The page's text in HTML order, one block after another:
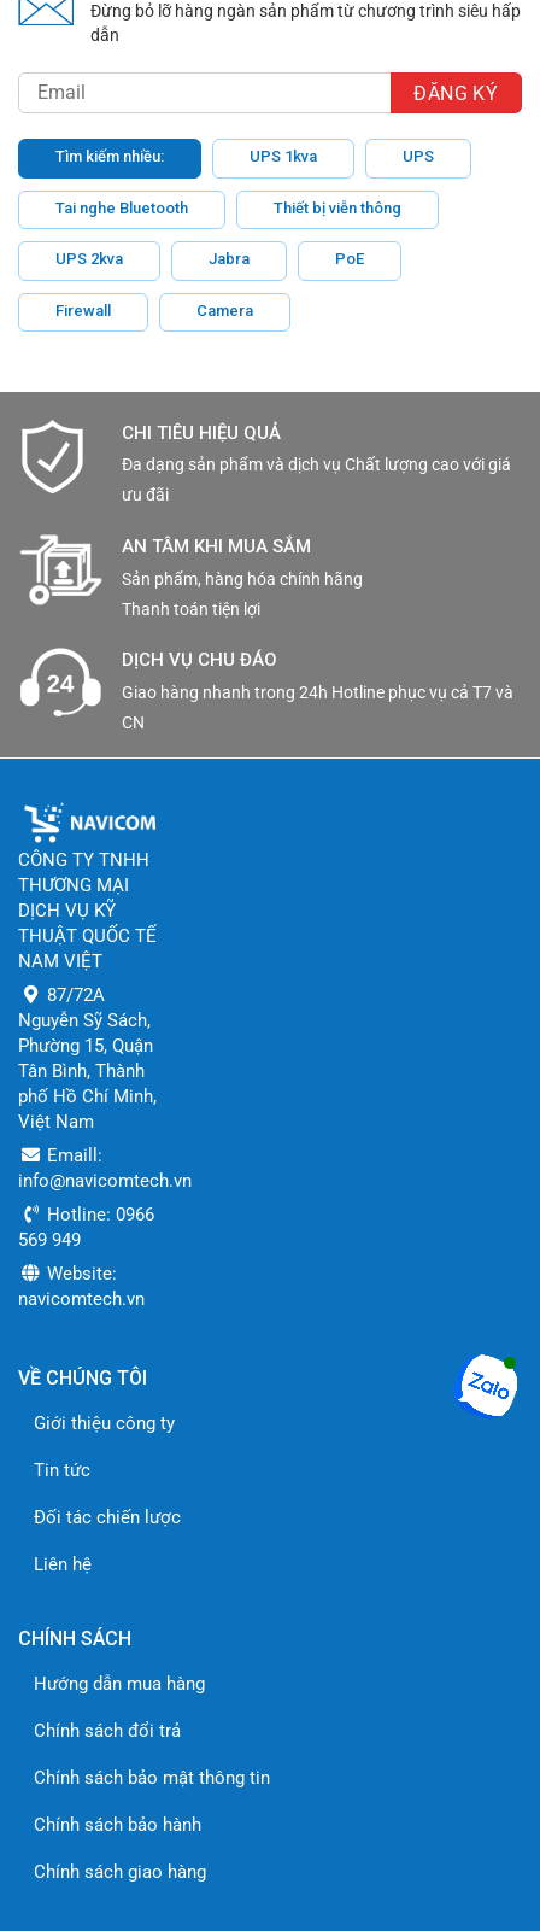
Đừng bỏ lỡ hàng ngàn sản phẩm từ chương trình siêu hấp
dẫn
Tìm kiếm nhiều: UPS 1kva UPS
Tai nghe Bluetooth Thiết bị viễn thông
UPS 2kva Jabra PoE
Firewall Camera
CHI TIÊU HIỆU QUẢ
Đa dạng sản phẩm và dịch vụ Chất lượng cao với giá
ưu đãi
AN TÂM KHI MUA SẮM
Sản phẩm, hàng hóa chính hãng
Thanh toán tiện lợi
DỊCH VỤ CHU ĐÁO
Giao hàng nhanh trong 24h Hotline phục vụ cả T7 và
CN
CÔNG TY TNHH
THƯƠNG MẠI
DỊCH VỤ KỸ
THUẬT QUỐC TẾ
NAM VIỆT
87/72A
Nguyễn Sỹ Sách,
Phường 15, Quận
Tân Bình, Thành
phố Hồ Chí Minh,
Việt Nam
Emaill:
info@navicomtech.vn
Hotline: 0966
569 949
Website:
navicomtech.vn
VỀ CHÚNG TÔI
Giới thiệu công ty
Tin tức
Đối tác chiến lược
Liên hệ
CHÍNH SÁCH
Hướng dẫn mua hàng
Chính sách đổi trả
Chính sách bảo mật thông tin
Chính sách bảo hành
Chính sách giao hàng